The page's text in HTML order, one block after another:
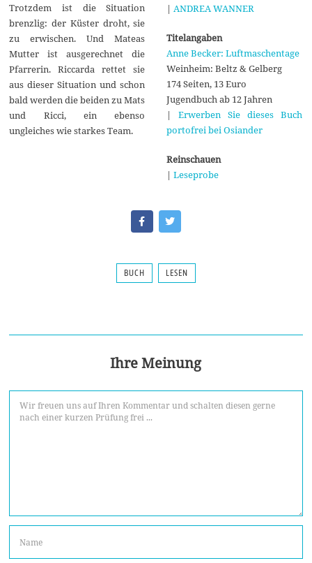
Trotzdem ist die Situation
brenzlig: der Küster droht, sie
zu erwischen. Und Mateas
Mutter ist ausgerechnet die
Pfarrerin. Riccarda rettet sie
aus dieser Situation und schon
bald werden die beiden zu Mats
und Ricci, ein ebenso
ungleiches wie starkes Team.
| ANDREA WANNER
Titelangaben
Anne Becker: Luftmaschentage
Weinheim: Beltz & Gelberg
174 Seiten, 13 Euro
Jugendbuch ab 12 Jahren
| Erwerben Sie dieses Buch
portofrei bei Osiander
Reinschauen
| Leseprobe
BUCH LESEN
Ihre Meinung